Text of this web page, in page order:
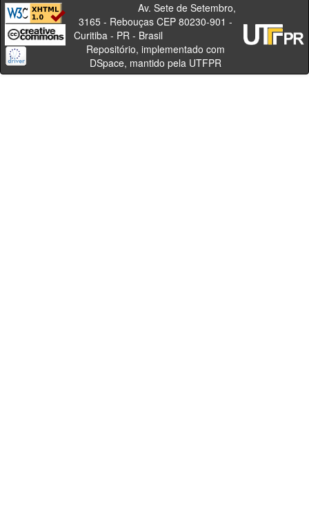
Av. Sete de Setembro,
3165 - Rebouças CEP 80230-901 -
Curitiba - PR - Brasil
Repositório, implementado com
DSpace, mantido pela UTFPR